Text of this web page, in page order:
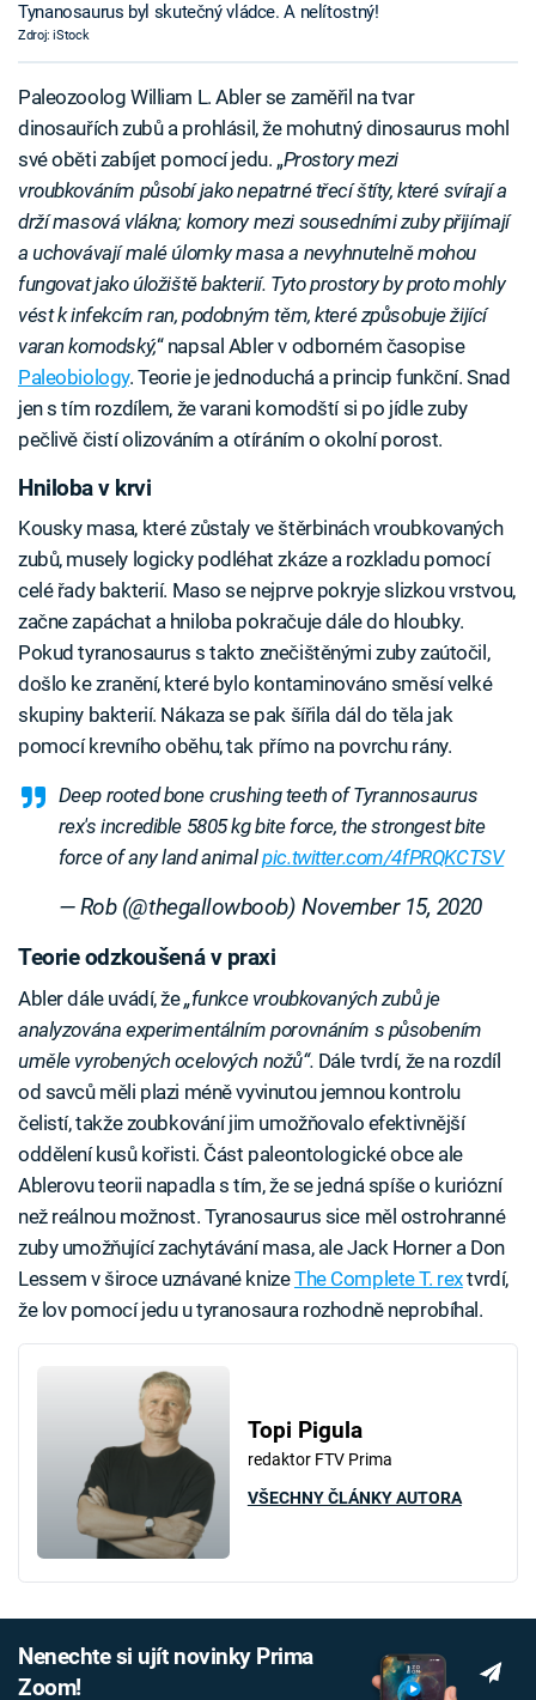
Tynanosaurus byl skutečný vládce. A nelítostný!
Zdroj: iStock
Paleozoolog William L. Abler se zaměřil na tvar
dinosauřích zubů a prohlásil, že mohutný dinosaurus mohl
své oběti zabíjet pomocí jedu. „Prostory mezi
vroubkováním působí jako nepatrné třecí štíty, které svírají a
drží masová vlákna; komory mezi sousedními zuby přijímají
a uchovávají malé úlomky masa a nevyhnutelně mohou
fungovat jako úložiště bakterií. Tyto prostory by proto mohly
vést k infekcím ran, podobným těm, které způsobuje žijící
varan komodský,“ napsal Abler v odborném časopise
Paleobiology. Teorie je jednoduchá a princip funkční. Snad
jen s tím rozdílem, že varani komodští si po jídle zuby
pečlivě čistí olizováním a otíráním o okolní porost.
Hniloba v krvi
Kousky masa, které zůstaly ve štěrbinách vroubkovaných
zubů, musely logicky podléhat zkáze a rozkladu pomocí
celé řady bakterií. Maso se nejprve pokryje slizkou vrstvou,
začne zapáchat a hniloba pokračuje dále do hloubky.
Pokud tyranosaurus s takto znečištěnými zuby zaútočil,
došlo ke zranění, které bylo kontaminováno směsí velké
skupiny bakterií. Nákaza se pak šířila dál do těla jak
pomocí krevního oběhu, tak přímo na povrchu rány.
Deep rooted bone crushing teeth of Tyrannosaurus
rex's incredible 5805 kg bite force, the strongest bite
force of any land animalpic.twitter.com/4fPRQKCTSV
— Rob (@thegallowboob) November 15, 2020
Teorie odzkoušená v praxi
Abler dále uvádí, že„funkce vroubkovaných zubů je
analyzována experimentálním porovnáním s působením
uměle vyrobených ocelových nožů“. Dále tvrdí, že na rozdíl
od savců měli plazi méně vyvinutou jemnou kontrolu
čelistí, takže zoubkování jim umožňovalo efektivnější
oddělení kusů kořisti. Část paleontologické obce ale
Ablerovu teorii napadla s tím, že se jedná spíše o kuriózní
než reálnou možnost. Tyranosaurus sice měl ostrohranné
zuby umožňující zachytávání masa, ale Jack Horner a Don
Lessem v široce uznávané knizeThe Complete T. rextvrdí,
že lov pomocí jedu u tyranosaura rozhodně neprobíhal.
Topi Pigula
redaktor FTV Prima
VŠECHNY ČLÁNKY AUTORA
Nenechte si ujít novinky Prima
Zoom!